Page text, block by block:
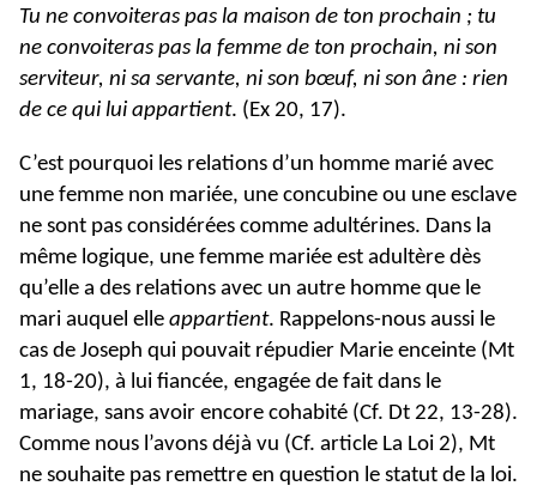
Tu ne convoiteras pas la maison de ton prochain ; tu
ne convoiteras pas la femme de ton prochain, ni son
serviteur, ni sa servante, ni son bœuf, ni son âne : rien
de ce qui lui appartient. (Ex 20, 17).
C’est pourquoi les relations d’un homme marié avec
une femme non mariée, une concubine ou une esclave
ne sont pas considérées comme adultérines. Dans la
même logique, une femme mariée est adultère dès
qu’elle a des relations avec un autre homme que le
mari auquel elle appartient. Rappelons-nous aussi le
cas de Joseph qui pouvait répudier Marie enceinte (Mt
1, 18-20), à lui fiancée, engagée de fait dans le
mariage, sans avoir encore cohabité (Cf. Dt 22, 13-28).
Comme nous l’avons déjà vu (Cf. article La Loi 2), Mt
ne souhaite pas remettre en question le statut de la loi.